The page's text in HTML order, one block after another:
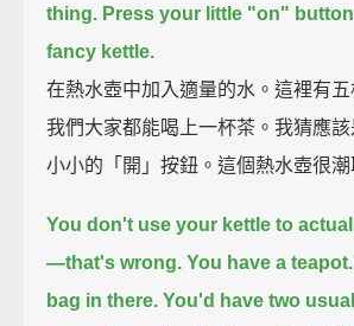
thing. Press your little "on"
fancy kettle.
在熱水壺中加入適量的水。這裡有
我們大家都能喝上一杯茶。我猜應
小小的「開」按鈕。這個熱水壺很潮
You don't use your kettle to
—that's wrong. You have a teapot.
bag in there. You'd have two